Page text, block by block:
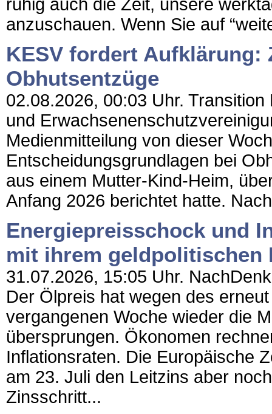
ruhig auch die Zeit, unsere
anzuschauen. Wenn Sie auf
KESV fordert Aufklärung:
Obhutsentzüge
02.08.2026, 00:03 Uhr.
und
Medienmitteilung von dieser
Entscheidungsgrundlagen bei
aus einem Mutter-Kind-Heim,
Anfang 2026 berichtet hatte.
Energiepreisschock und
mit ihrem geldpolitischen
31.07.2026, 15:05 Uhr.
Der Ölpreis hat wegen des
vergangenen Woche wieder die
übersprungen. Ökonomen
Inflationsraten. Die Europäische
am 23. Juli den Leitzins aber
Zinsschritt...